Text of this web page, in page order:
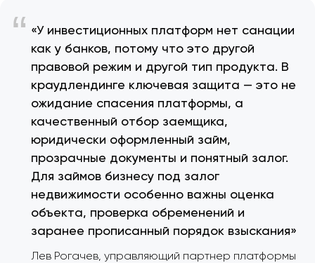
“ «У инвестиционных платформ нет санации
как у банков, потому что это другой
правовой режим и другой тип продукта. В
краудлендинге ключевая защита — это не
ожидание спасения платформы, а
качественный отбор заемщика,
юридически оформленный займ,
прозрачные документы и понятный залог.
Для займов бизнесу под залог
недвижимости особенно важны оценка
объекта, проверка обременений и
заранее прописанный порядок взыскания»
Лев Рогачев, управляющий партнер платформы